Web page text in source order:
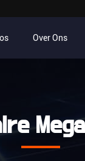
Over Ons